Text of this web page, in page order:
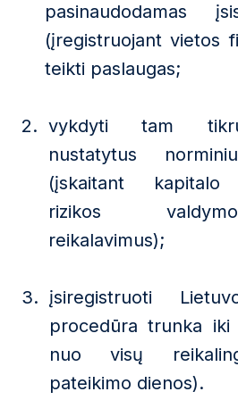
pasinaudodamas
(įregistruojant vietos
teikti paslaugas;
vykdyti tam
nustatytus
(įskaitant kapitalo
rizikos
reikalavimus);
įsiregistruoti
procedūra trunka
nuo visų
pateikimo dienos).